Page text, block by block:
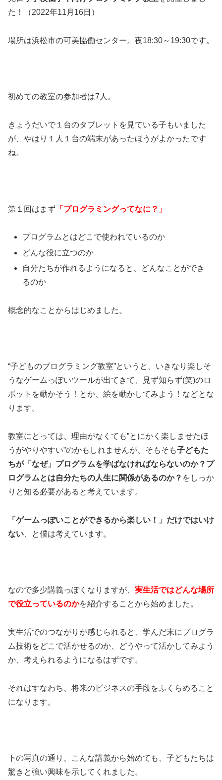
た！（2022年11月16日）
場所は浜松市の可美協働センター。夜18:30～19:30です。
初めての教室の参加者は7人。
きょうだいで１台のタブレットを見ている子もいました
が、やはり１人１台の端末があったほうがよかったです
ね。
第１回はまず 「プログラミングってなに？」
プログラムとはどこで使われているのか
どんな役に立つのか
自分たちが作れるようになると、どんなことができ
るのか
概念的なことからはじめました。
“子どものプログラミング教室”というと、いきなり楽しそ
うなゲームっぽいツールが出てきて、見ず知らず(笑)のロ
ボットを動かそう！とか、絵を動かしてみよう！などとな
ります。
教室にとっては、理由がなくても”とにかく楽しませたほ
うがやりやすい”のかもしれませんが、そもそも子どもた
ちが「なぜ」プログラムを学ばなければならないのか？プ
ログラムとは自分たちの人生に関係があるのか？ をしっか
りと知る必要があると考えています。
「ゲームっぽいことができるから楽しい！」だけではいけ
ない 、と僕は考えています。
なので多少講義っぽくなりますが、 実生活ではどんな場所
で役立っているのかを紹介することから始めました。
実生活でのつながりが感じられると、学んだ末にプログラ
ム技術をどこで活かせるのか、どうやって活かしてみよう
か、考えられるようになるはずです。
それはすなわち、将来のビジネスの手段をふくらめること
になります。
下の写真の通り、こんな講義から始めても、子どもたちは
驚きと強い興味を示してくれました。